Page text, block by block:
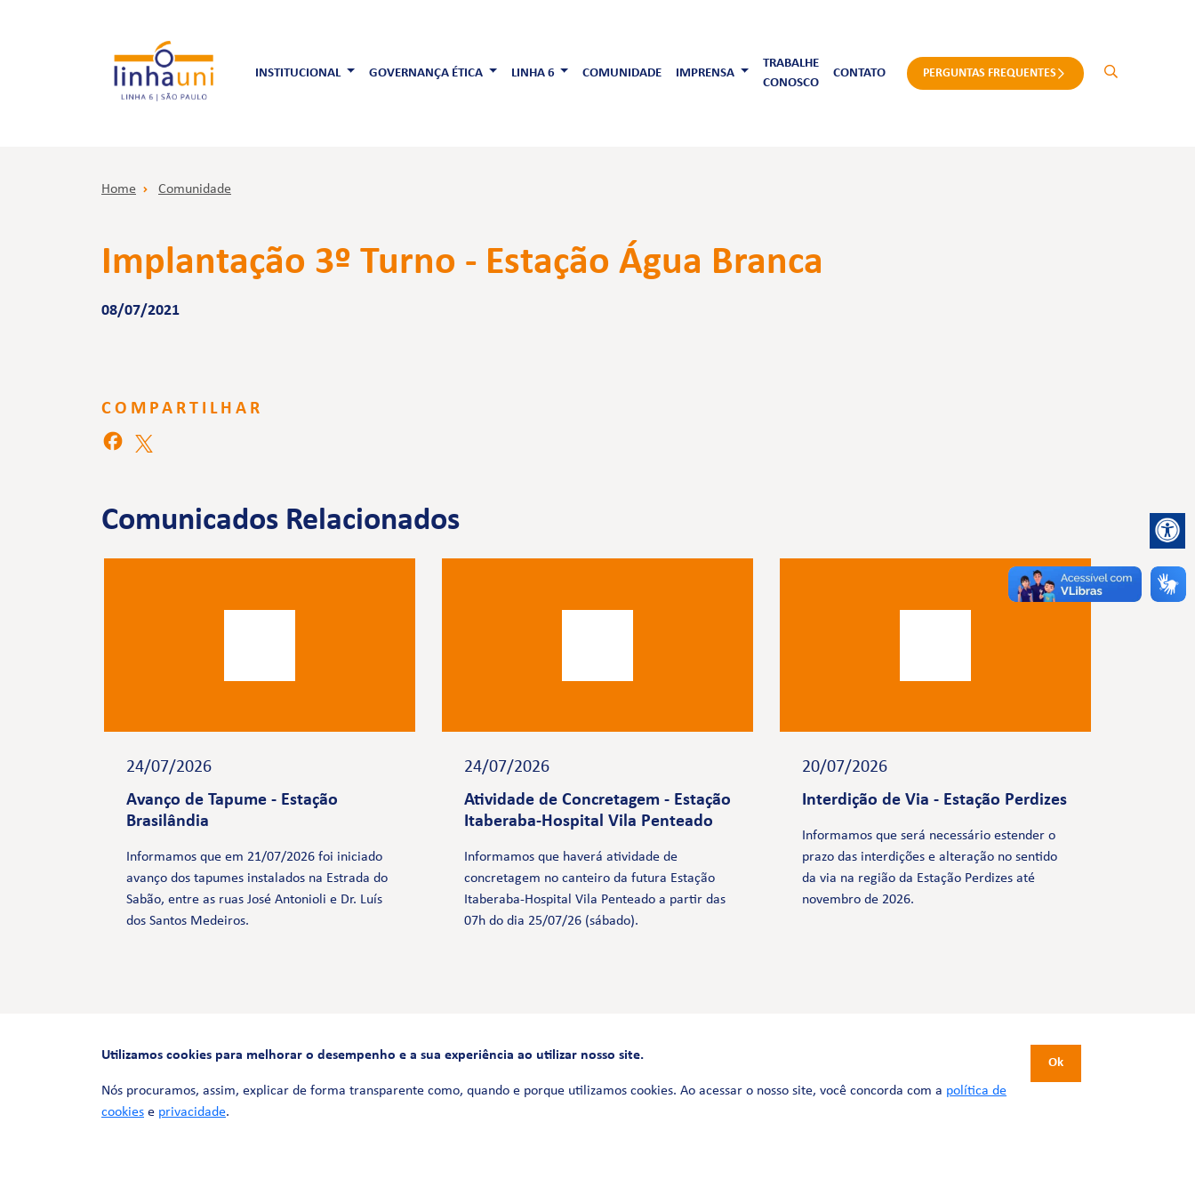
INSTITUCIONAL GOVERNANÇA ÉTICA LINHA 6 COMUNIDADE IMPRENSA
TRABALHE
CONOSCO
CONTATO PERGUNTAS FREQUENTES
Home Comunidade
Implantação 3º Turno - Estação Água Branca
08/07/2021
COMPARTILHAR
Comunicados Relacionados
24/07/2026
Avanço de Tapume - Estação
Brasilândia
Informamos que em 21/07/2026 foi iniciado
avanço dos tapumes instalados na Estrada do
Sabão, entre as ruas José Antonioli e Dr. Luís
dos Santos Medeiros.
24/07/2026
Atividade de Concretagem - Estação
Itaberaba-Hospital Vila Penteado
Informamos que haverá atividade de
concretagem no canteiro da futura Estação
Itaberaba-Hospital Vila Penteado a partir das
07h do dia 25/07/26 (sábado).
20/07/2026
Interdição de Via - Estação Perdizes
Informamos que será necessário estender o
prazo das interdições e alteração no sentido
da via na região da Estação Perdizes até
novembro de 2026.
FALE CONOSCO
0800 580 3172
Utilizamos cookies para melhorar o desempenho e a sua experiência ao utilizar nosso site.
Nós procuramos, assim, explicar de forma transparente como, quando e porque utilizamos cookies. Ao acessar o nosso site, você concorda com a política de
cookies e privacidade.
Ok